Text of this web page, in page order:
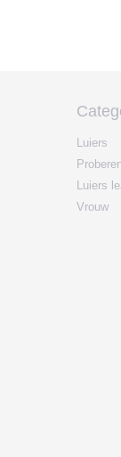
Luiers
Luiers
Vrouw